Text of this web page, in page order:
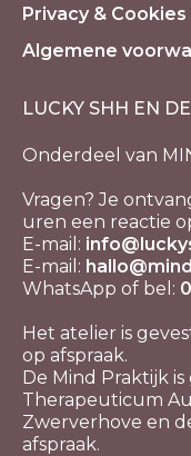
Privacy & Cookies
Algemene
LUCKY SHH EN
Onderdeel van
Vragen? Je
uren een reactie
E-mail:
E-mail:
WhatsApp of bel:
Het atelier is
op afspraak.
De Mind Praktijk
Therapeuticum
Zwerverhove en
afspraak.